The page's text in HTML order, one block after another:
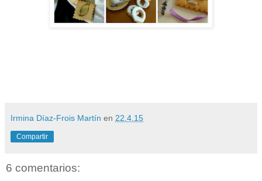
Irmina Díaz-Frois Martín en 22.4.15
Compartir
6 comentarios: